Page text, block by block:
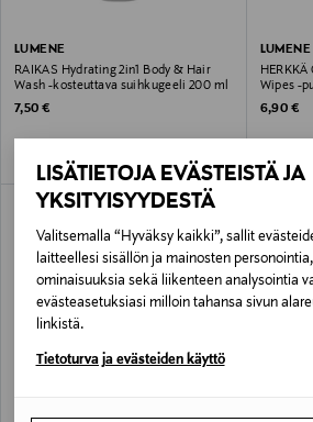
LISÄTIETOJA EVÄSTEISTÄ JA
YKSITYISYYDESTÄ
Valitsemalla “Hyväksy kaikki”, sallit
laitteellesi sisällön ja mainosten
ominaisuuksia sekä liikenteen analysointia
evästeasetuksiasi milloin tahansa sivun
linkistä.
Tietoturva ja evästeiden käyttö
LUMENE
RAIKAS Hydrating 2in1 Body & Hair
Wash -kosteuttava suihkugeeli 200 ml
Original Price
7,50 €
LUMENE
Wipes -
kpl/
Original
6,90 €